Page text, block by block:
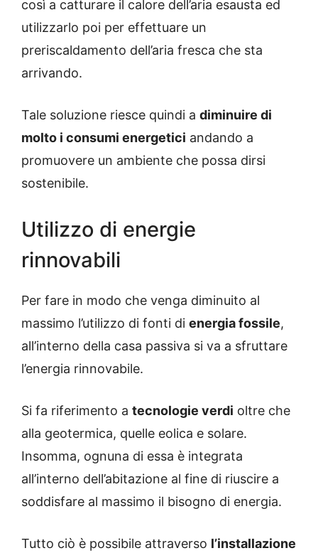
così a catturare il calore dell’aria esausta ed
utilizzarlo poi per effettuare un
preriscaldamento dell’aria fresca che sta
arrivando.
Tale soluzione riesce quindi a diminuire di
molto i consumi energetici andando a
promuovere un ambiente che possa dirsi
sostenibile.
Utilizzo di energie
rinnovabili
Per fare in modo che venga diminuito al
massimo l’utilizzo di fonti di energia fossile,
all’interno della casa passiva si va a sfruttare
l’energia rinnovabile.
Si fa riferimento a tecnologie verdi oltre che
alla geotermica, quelle eolica e solare.
Insomma, ognuna di essa è integrata
all’interno dell’abitazione al fine di riuscire a
soddisfare al massimo il bisogno di energia.
Tutto ciò è possibile attraverso l’installazione